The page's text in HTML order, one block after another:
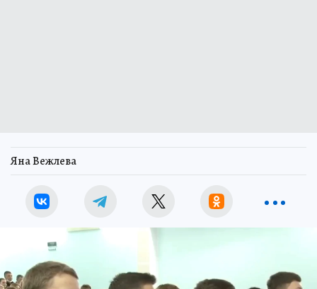
Яна Вежлева